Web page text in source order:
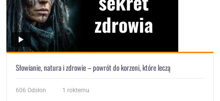
Słowianie, natura i zdrowie – powrót do korzeni, które leczą
606 Odsłon 1 roktemu